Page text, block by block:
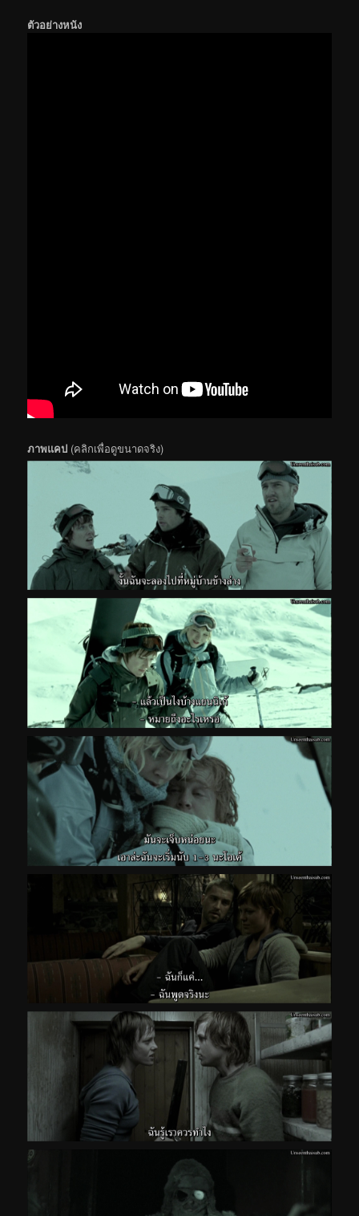
ตัวอย่างหนัง
ภาพแคป (คลิกเพื่อดูขนาดจริง)